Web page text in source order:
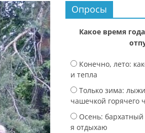
Опросы
Какое время
Конечно, лето:
и тепла
Только зима:
чашечкой горячего
Осень: бархатный
я отдыхаю